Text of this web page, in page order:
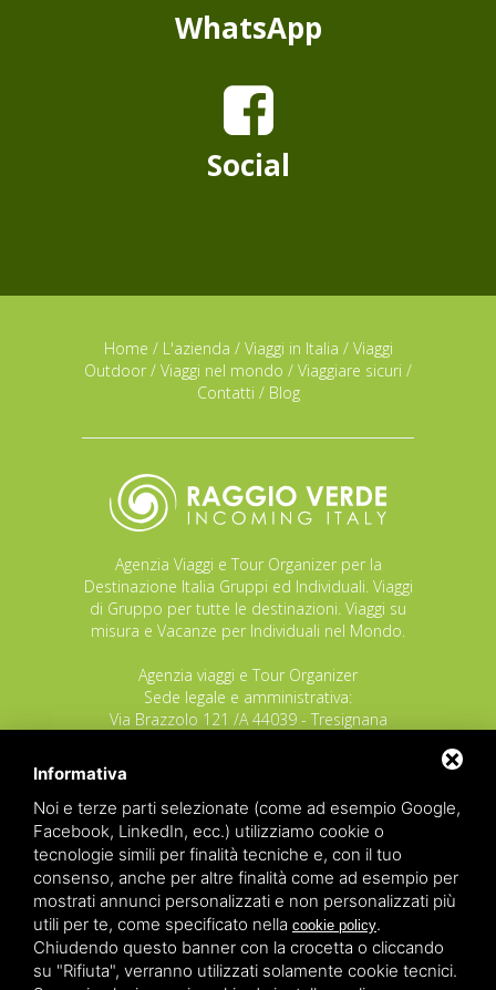
WhatsApp
Social
Home / L'azienda / Viaggi in Italia / Viaggi
Outdoor / Viaggi nel mondo / Viaggiare sicuri /
Contatti / Blog
Agenzia Viaggi e Tour Organizer per la
Destinazione Italia Gruppi ed Individuali. Viaggi
di Gruppo per tutte le destinazioni. Viaggi su
misura e Vacanze per Individuali nel Mondo.
Agenzia viaggi e Tour Organizer
Sede legale e amministrativa:
Via Brazzolo 121 /A 44039 - Tresignana
POLIZZA RESPONSABILITA' CIVILE REVO N.
OX00020791 valida dal 12/11/2025 al
12/11/2026
POLIZZA FONDO GARANZIA INSOLVENZA
REVO N. OX00043679 valida dal 03/03/26 al
03/03/27
Copyrights – 2026 Raggio Verde Incoming Italy by Raggio
Informativa
Noi e terze parti selezionate (come ad esempio Google,
Facebook, LinkedIn, ecc.) utilizziamo cookie o
tecnologie simili per finalità tecniche e, con il tuo
consenso, anche per altre finalità come ad esempio per
mostrati annunci personalizzati e non personalizzati più
utili per te, come specificato nella cookie policy.
Chiudendo questo banner con la crocetta o cliccando
su "Rifiuta", verranno utilizzati solamente cookie tecnici.